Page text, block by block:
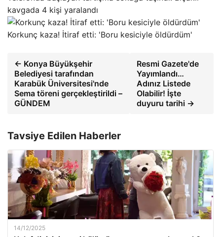
kavgada 4 kişi yaralandı
Korkunç kaza! İtiraf etti: 'Boru kesiciyle öldürdüm'
← Konya Büyükşehir
Belediyesi tarafından
Karabük Üniversitesi'nde
Sema töreni gerçekleştirildi –
GÜNDEM
Resmi Gazete'de
Yayımlandı…
Adınız Listede
Olabilir! İşte
duyuru tarihi →
Tavsiye Edilen Haberler
14/12/2025